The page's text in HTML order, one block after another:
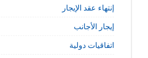
إنتهاء عقد الإيجار
إيجار الأجانب
اتفاقيات دولية